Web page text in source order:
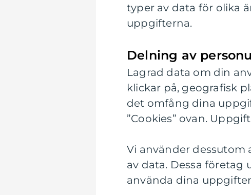
typer av data för olika
uppgifterna.
Delning av
Lagrad data om din
klickar på, geografisk
det omfång dina
”Cookies” ovan.
Vi använder
av data. Dessa
använda dina